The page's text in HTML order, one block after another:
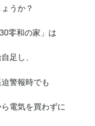
うか？
零和の家」は
足し、
警報時でも
電気を買わずに